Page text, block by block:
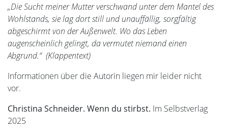
„Die Sucht meiner Mutter verschwand unter dem Mantel des
Wohlstands, sie lag dort still und unauffällig, sorgfältig
abgeschirmt von der Außenwelt. Wo das Leben
augenscheinlich gelingt, da vermutet niemand einen
Abgrund.“ (Klappentext)
Informationen über die Autorin liegen mir leider nicht
vor.
Christina Schneider. Wenn du stirbst. Im Selbstverlag
2025